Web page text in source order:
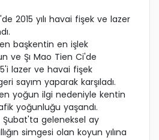
2015 yılı havai fişek ve lazer
başkentin en işlek
ve Şı Mao Tien Ci'de
lazer ve havai fişek
sayım yaparak karşıladı.
yoğun ilgi nedeniyle kentin
yoğunluğu yaşandı.
Şubat'ta geleneksel ay
simgesi olan koyun yılına